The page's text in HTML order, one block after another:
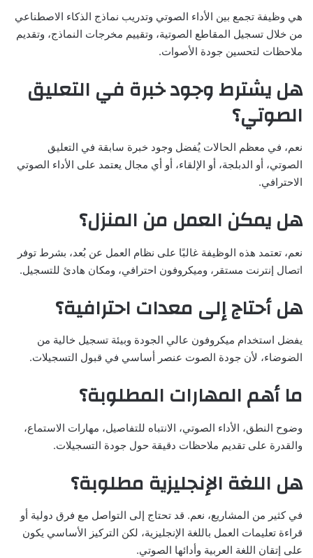
هي وظيفة تجمع بين الأداء الصوتي وتدريب نماذج الذكاء الاصطناعي
من خلال تسجيل المقاطع الصوتية، وتقييم مخرجات النماذج، وتقديم
ملاحظات لتحسين جودة الأصوات.
هل يشترط وجود خبرة في التعليق
الصوتي؟
نعم، في معظم الحالات يُفضل وجود خبرة سابقة في التعليق
الصوتي، أو الدبلجة، أو الإلقاء، أو أي مجال يعتمد على الأداء الصوتي
الاحترافي.
هل يمكن العمل من المنزل؟
نعم، تعتمد هذه الوظيفة غالبًا على نظام العمل عن بُعد، بشرط توفر
اتصال إنترنت مستقر، وميكروفون احترافي، ومكان هادئ للتسجيل.
هل أحتاج إلى معدات احترافية؟
يفضل استخدام ميكروفون عالي الجودة وبيئة تسجيل خالية من
الضوضاء، لأن جودة الصوت عنصر أساسي في قبول التسجيلات.
ما أهم المهارات المطلوبة؟
وضوح النطق، الأداء الصوتي، الانتباه للتفاصيل، مهارات الاستماع،
والقدرة على تقديم ملاحظات دقيقة حول جودة التسجيلات.
هل اللغة الإنجليزية مطلوبة؟
في كثير من المشاريع، نعم. قد تحتاج إلى التواصل مع فرق دولية أو
قراءة تعليمات العمل باللغة الإنجليزية، لكن التركيز الأساسي يكون
على إتقان اللغة العربية وأدائها الصوتي.